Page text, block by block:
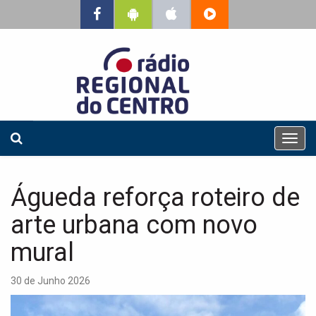
T
o
l
a
Águeda reforça roteiro de
arte urbana com novo
mural
30 de Junho 2026